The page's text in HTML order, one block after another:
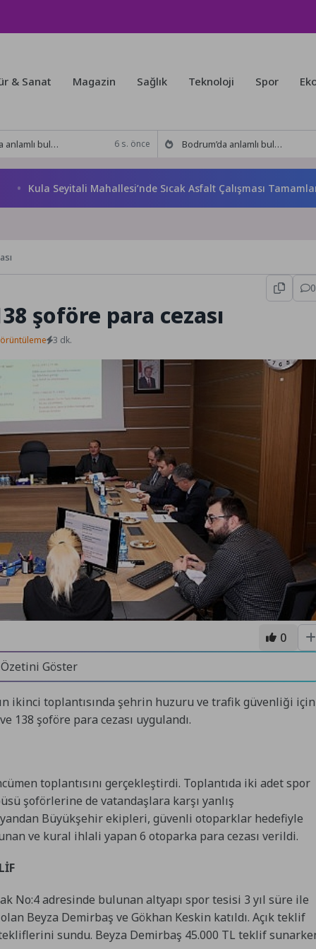
& Sanat Magazin Sağlık Teknoloji Spor
yeni baskısını Titanic Luxury Collection Bodrum’da kutladı 6 s. önce Bodrum’da anlamlı buluşma! Özgür Aras’ın çok konuşulan kitabı yeni baskısını Titanic Luxury Collection Bodrum’da kutladı
Seyitali Mahallesi’nde Sıcak Asfalt Çalışması Tamamlandı
0
şoföre para cezası
3 dk.
0
Özetini Göster
ikinci toplantısında şehrin huzuru ve trafik güvenliği için
138 şoföre para cezası uygulandı.
toplantısını gerçekleştirdi. Toplantıda iki adet spor
şoförlerine de vatandaşlara karşı yanlış
yandan Büyükşehir ekipleri, güvenli otoparklar hedefiyle
ve kural ihlali yapan 6 otoparka para cezası verildi.
No:4 adresinde bulunan altyapı spor tesisi 3 yıl süre ile
Beyza Demirbaş ve Gökhan Keskin katıldı. Açık teklif
sundu. Beyza Demirbaş 45.000 TL teklif